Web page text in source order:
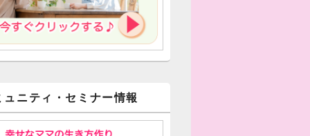
ュニティ・セミナー情報